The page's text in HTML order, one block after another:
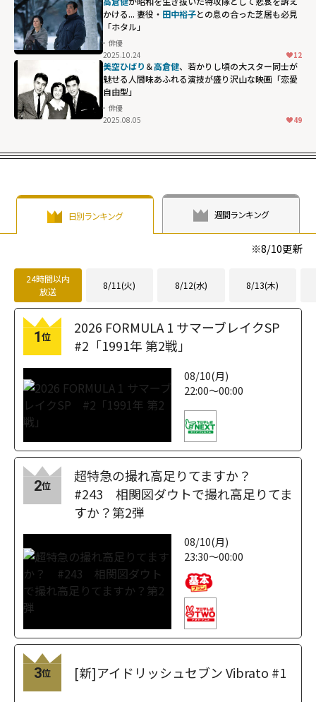
かける... 妻役・ 田中裕子との息の合った芝居も必見
「ホタル」
俳優
2025.10.24
12
美空ひばり ＆高倉健、若かりし頃の大スター同士が
魅せる人間味あふれる演技が盛り沢山な映画「恋愛
自由型」
俳優
2025.08.05
49
日別ランキング 週間ランキング
※8/10更新
24時間以内
放送
8/11(火) 8/12(水) 8/13(木)
1位
2026 FORMULA 1 サマーブレイクSP
#2「1991年 第2戦」
08/10(月)
22:00～00:00
2位
超特急の撮れ高足りてますか？
#243 相関図ダウトで撮れ高足りてま
すか？第2弾
08/10(月)
23:30～00:00
3位 [新]アイドリッシュセブン Vibrato #1